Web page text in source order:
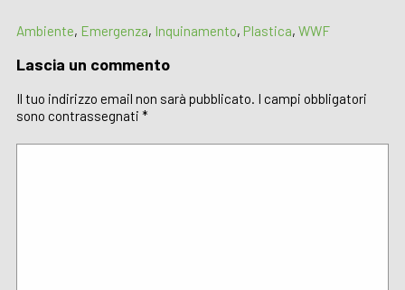
Ambiente, Emergenza, Inquinamento, Plastica, WWF
Lascia un commento
Il tuo indirizzo email non sarà pubblicato. I campi obbligatori
sono contrassegnati *